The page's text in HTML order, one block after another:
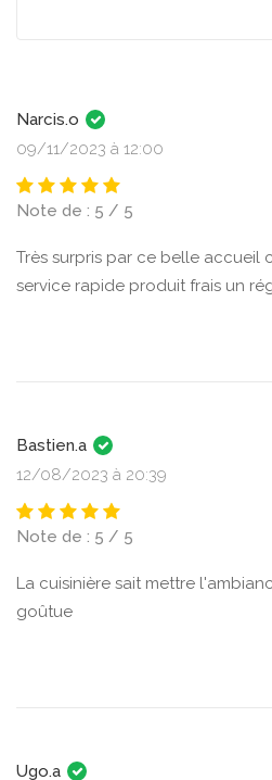
Narcis.o
09/11/2023 à 12:00
Note de : 5 / 5
Très surpris par ce belle accueil
service rapide produit frais un
Bastien.a
12/08/2023 à 20:39
Note de : 5 / 5
La cuisinière sait mettre
goûtue
Ugo.a